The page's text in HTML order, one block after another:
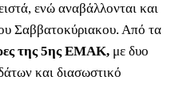
ενώ αναβάλλονται και
Σαββατοκύριακου. Από τα
της 5ης ΕΜΑΚ, με δυο
και διασωστικό